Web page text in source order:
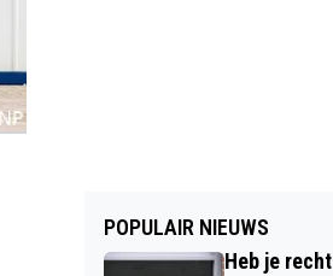
POPULAIR NIEUWS
Heb je